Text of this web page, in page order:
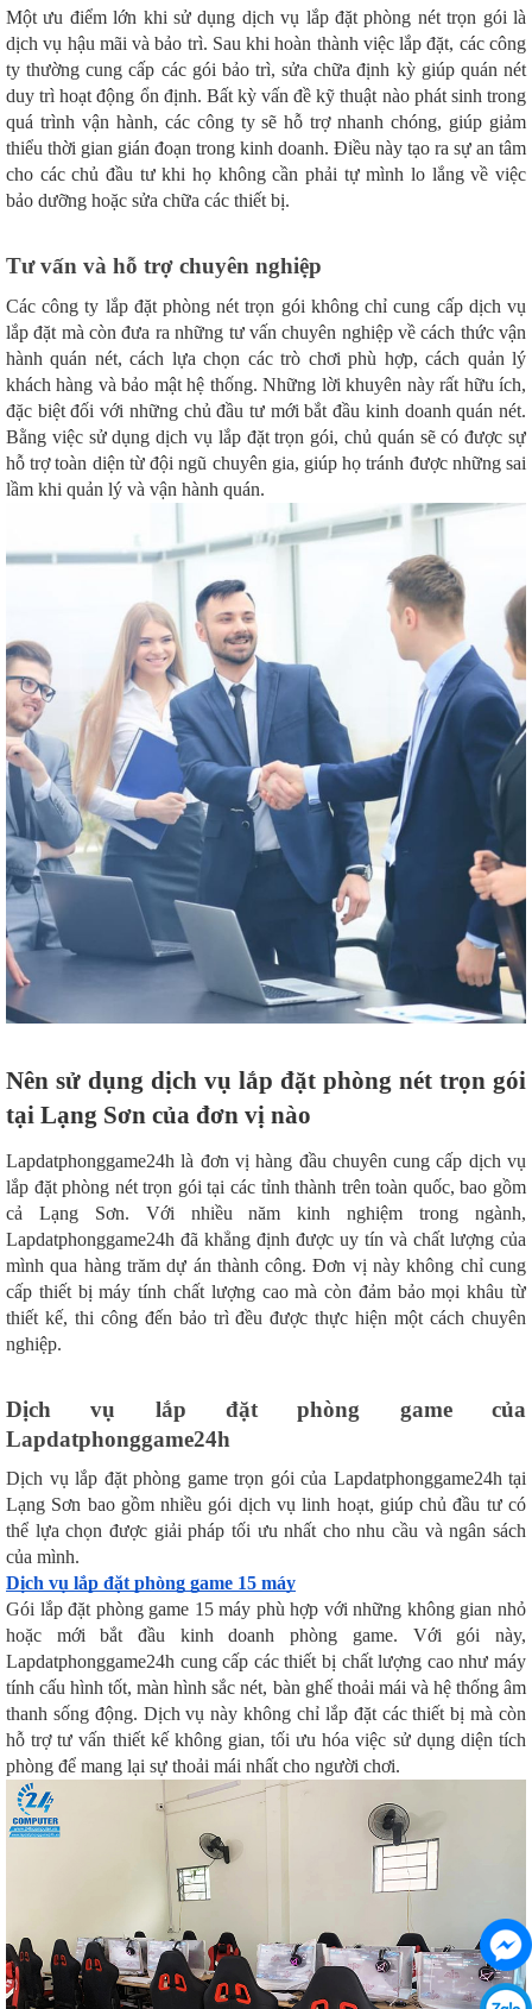
Một ưu điểm lớn khi sử dụng dịch vụ lắp đặt phòng nét trọn gói là
dịch vụ hậu mãi và bảo trì. Sau khi hoàn thành việc lắp đặt, các công
ty thường cung cấp các gói bảo trì, sửa chữa định kỳ giúp quán nét
duy trì hoạt động ổn định. Bất kỳ vấn đề kỹ thuật nào phát sinh trong
quá trình vận hành, các công ty sẽ hỗ trợ nhanh chóng, giúp giảm
thiểu thời gian gián đoạn trong kinh doanh. Điều này tạo ra sự an tâm
cho các chủ đầu tư khi họ không cần phải tự mình lo lắng về việc
bảo dưỡng hoặc sửa chữa các thiết bị.
Tư vấn và hỗ trợ chuyên nghiệp
Các công ty lắp đặt phòng nét trọn gói không chỉ cung cấp dịch vụ
lắp đặt mà còn đưa ra những tư vấn chuyên nghiệp về cách thức vận
hành quán nét, cách lựa chọn các trò chơi phù hợp, cách quản lý
khách hàng và bảo mật hệ thống. Những lời khuyên này rất hữu ích,
đặc biệt đối với những chủ đầu tư mới bắt đầu kinh doanh quán nét.
Bằng việc sử dụng dịch vụ lắp đặt trọn gói, chủ quán sẽ có được sự
hỗ trợ toàn diện từ đội ngũ chuyên gia, giúp họ tránh được những sai
lầm khi quản lý và vận hành quán.
Nên sử dụng dịch vụ lắp đặt phòng nét trọn gói
tại Lạng Sơn của đơn vị nào
Lapdatphonggame24h là đơn vị hàng đầu chuyên cung cấp dịch vụ
lắp đặt phòng nét trọn gói tại các tỉnh thành trên toàn quốc, bao gồm
cả Lạng Sơn. Với nhiều năm kinh nghiệm trong ngành,
Lapdatphonggame24h đã khẳng định được uy tín và chất lượng của
mình qua hàng trăm dự án thành công. Đơn vị này không chỉ cung
cấp thiết bị máy tính chất lượng cao mà còn đảm bảo mọi khâu từ
thiết kế, thi công đến bảo trì đều được thực hiện một cách chuyên
nghiệp.
Dịch vụ lắp đặt phòng game của
Lapdatphonggame24h
Dịch vụ lắp đặt phòng game trọn gói của Lapdatphonggame24h tại
Lạng Sơn bao gồm nhiều gói dịch vụ linh hoạt, giúp chủ đầu tư có
thể lựa chọn được giải pháp tối ưu nhất cho nhu cầu và ngân sách
của mình.
Dịch vụ lắp đặt phòng game 15 máy
Gói lắp đặt phòng game 15 máy phù hợp với những không gian nhỏ
hoặc mới bắt đầu kinh doanh phòng game. Với gói này,
Lapdatphonggame24h cung cấp các thiết bị chất lượng cao như máy
tính cấu hình tốt, màn hình sắc nét, bàn ghế thoải mái và hệ thống âm
thanh sống động. Dịch vụ này không chỉ lắp đặt các thiết bị mà còn
hỗ trợ tư vấn thiết kế không gian, tối ưu hóa việc sử dụng diện tích
phòng để mang lại sự thoải mái nhất cho người chơi.